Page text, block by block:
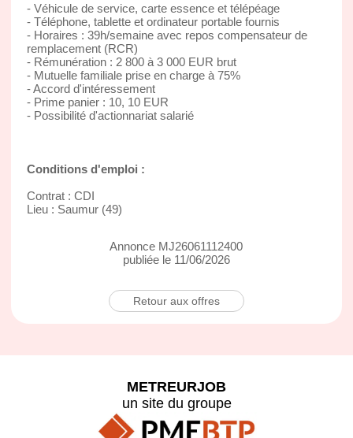
- Véhicule de service, carte essence et télépéage
- Téléphone, tablette et ordinateur portable fournis
- Horaires : 39h/semaine avec repos compensateur de
remplacement (RCR)
- Rémunération : 2 800 à 3 000 EUR brut
- Mutuelle familiale prise en charge à 75%
- Accord d'intéressement
- Prime panier : 10, 10 EUR
- Possibilité d'actionnariat salarié
Conditions d'emploi :
Contrat : CDI
Lieu : Saumur (49)
Annonce MJ26061112400
publiée le 11/06/2026
Retour aux offres
METREURJOB
un site du groupe